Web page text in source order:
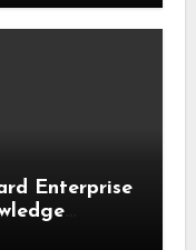
Enterprise